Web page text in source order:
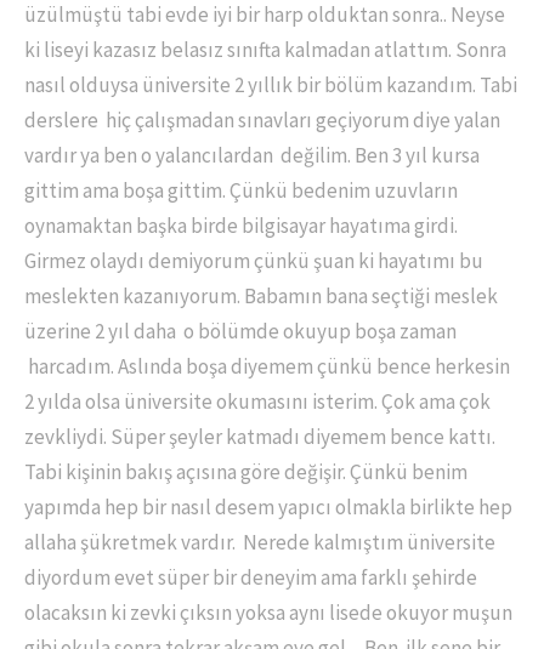
üzülmüştü tabi evde iyi bir harp olduktan sonra.. Neyse
ki liseyi kazasız belasız sınıfta kalmadan atlattım. Sonra
nasıl olduysa üniversite 2 yıllık bir bölüm kazandım. Tabi
derslere hiç çalışmadan sınavları geçiyorum diye yalan
vardır ya ben o yalancılardan değilim. Ben 3 yıl kursa
gittim ama boşa gittim. Çünkü bedenim uzuvların
oynamaktan başka birde bilgisayar hayatıma girdi.
Girmez olaydı demiyorum çünkü şuan ki hayatımı bu
meslekten kazanıyorum. Babamın bana seçtiği meslek
üzerine 2 yıl daha o bölümde okuyup boşa zaman
harcadım. Aslında boşa diyemem çünkü bence herkesin
2 yılda olsa üniversite okumasını isterim. Çok ama çok
zevkliydi. Süper şeyler katmadı diyemem bence kattı.
Tabi kişinin bakış açısına göre değişir. Çünkü benim
yapımda hep bir nasıl desem yapıcı olmakla birlikte hep
allaha şükretmek vardır. Nerede kalmıştım üniversite
diyordum evet süper bir deneyim ama farklı şehirde
olacaksın ki zevki çıksın yoksa aynı lisede okuyor muşun